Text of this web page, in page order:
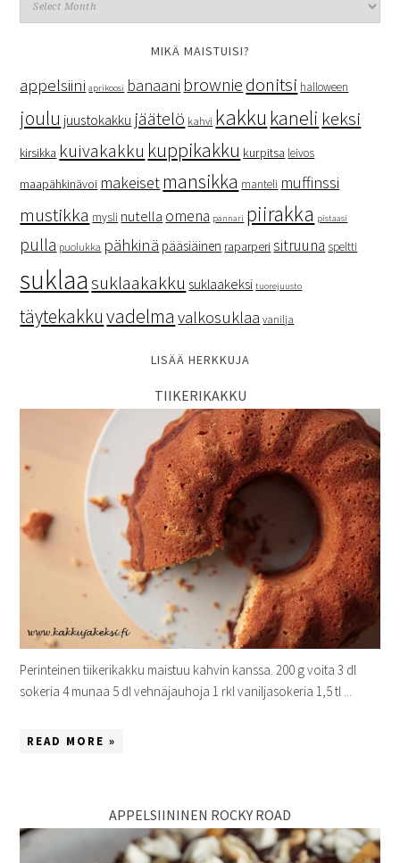
MIKÄ MAISTUISI?
appelsiini aprikoosi banaani brownie donitsi halloween
joulu juustokakku jäätelö kahvi kakku kaneli keksi
kirsikka kuivakakku kuppikakku kurpitsa leivos
maapähkinävoi makeiset mansikka manteli muffinssi
mustikka mysli nutella omena pannari piirakka pistaasi
pulla puolukka pähkinä pääsiäinen raparperi sitruuna speltti
suklaa suklaakakku suklaakeksi tuorejuusto
täytekakkuvadelma valkosuklaa vanilja
LISÄÄ HERKKUJA
TIIKERIKAKKU
Perinteinen tiikerikakku maistuu kahvin kanssa. 200 g voita 3 dl
sokeria 4 munaa 5 dl vehnäjauhoja 1 rkl vaniljasokeria 1,5 tl ...
READ MORE »
APPELSIININEN ROCKY ROAD